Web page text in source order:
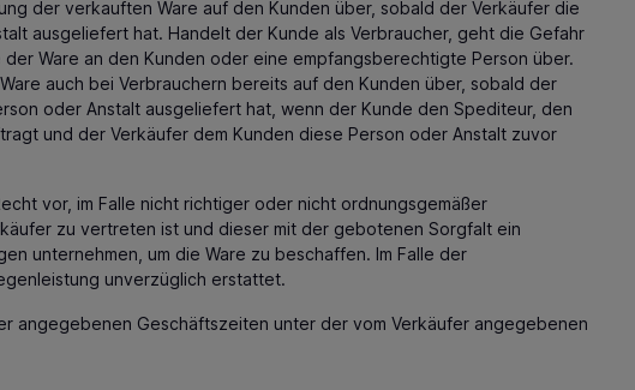
der verkauften Ware auf den Kunden über, sobald der Verkäufer die
ausgeliefert hat. Handelt der Kunde als Verbraucher, geht die Gefahr
Ware an den Kunden oder eine empfangsberechtigte Person über.
auch bei Verbrauchern bereits auf den Kunden über, sobald der
oder Anstalt ausgeliefert hat, wenn der Kunde den Spediteur, den
und der Verkäufer dem Kunden diese Person oder Anstalt zuvor
vor, im Falle nicht richtiger oder nicht ordnungsgemäßer
zu vertreten ist und dieser mit der gebotenen Sorgfalt ein
unternehmen, um die Ware zu beschaffen. Im Falle der
unverzüglich erstattet.
angegebenen Geschäftszeiten unter der vom Verkäufer angegebenen